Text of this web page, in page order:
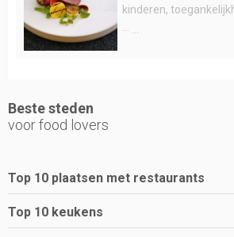
kinderen
Beste steden
voor food lovers
Top 10 plaatsen met restaurants
Top 10 keukens